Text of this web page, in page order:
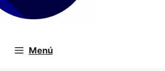
Menú